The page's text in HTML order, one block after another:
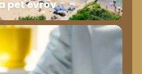
pet evrov